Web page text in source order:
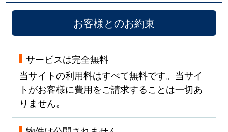
お客様とのお約束
サービスは完全無料
当サイトの利用料はすべて無料です。当サイ
トがお客様に費用をご請求することは一切あ
りません。